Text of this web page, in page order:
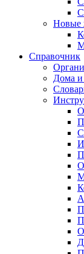
Новые
Справочник
Дома и